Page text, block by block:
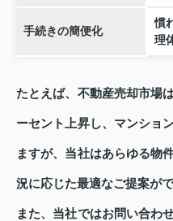
手続きの簡便化
慣
理
たとえば、不動産売却市場
ーセント上昇し、マンショ
ますが、当社はあらゆる物
況に応じた最適なご提案がで
また、当社ではお問い合わ